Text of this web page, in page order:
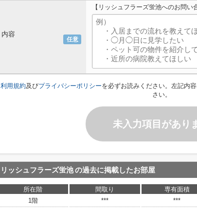
任意
内容
【リッシュフラーズ蛍池へのお問い
利用規約及びプライバシーポリシーを必ずお読みください。左記内
さい。
未入力項目があり
リッシュフラーズ蛍池の過去に掲載したお部屋
所在階 間取り 専有面積
1階
*** ***